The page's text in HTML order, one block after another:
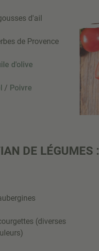
d'ail
de Provence
d'olive
/ Poivre
DE LÉGUMES :
(diverses